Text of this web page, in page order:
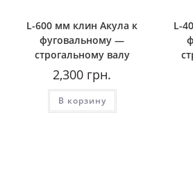
L-600 мм клин Акула к
фуговальному —
строгальному валу
2,300 грн.
В корзину
L-